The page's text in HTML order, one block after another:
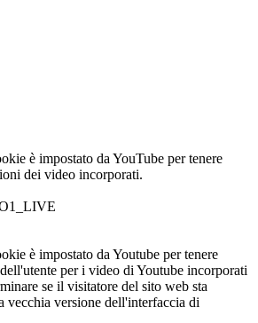
è impostato da YouTube per tenere
dei video incorporati.
è impostato da Youtube per tenere
per i video di Youtube incorporati
se il visitatore del sito web sta
vecchia versione dell'interfaccia di